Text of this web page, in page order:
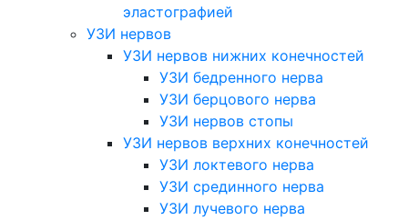
эластографией
УЗИ нервов
УЗИ нервов нижних конечностей
УЗИ бедренного нерва
УЗИ берцового нерва
УЗИ нервов стопы
УЗИ нервов верхних конечностей
УЗИ локтевого нерва
УЗИ срединного нерва
УЗИ лучевого нерва